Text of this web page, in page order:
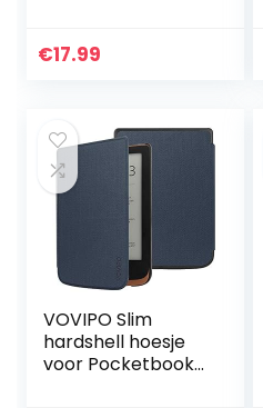
Beschermend
€17.99
VOVIPO Slim
hardshell hoesje
voor Pocketbook